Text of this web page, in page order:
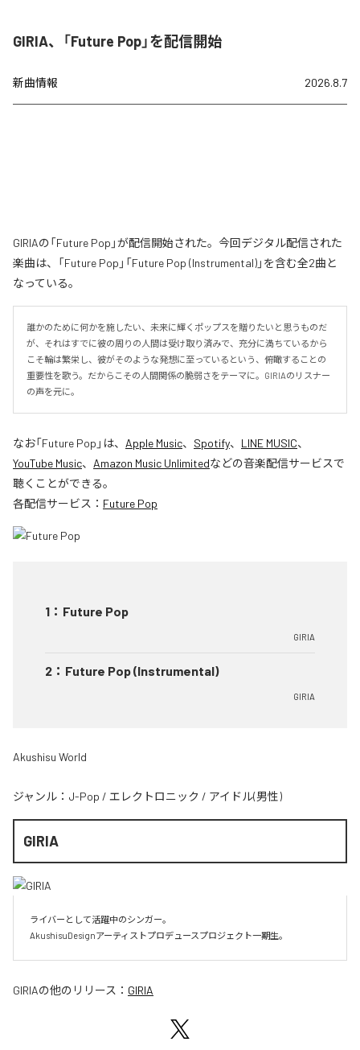
GIRIA、「Future Pop」を配信開始
新曲情報 2026.8.7
GIRIAの「Future Pop」が配信開始された。今回デジタル配信された
楽曲は、「Future Pop」「Future Pop (Instrumental)」を含む全2曲と
なっている。
誰かのために何かを施したい、未来に輝くポップスを贈りたいと思うものだ
が、それはすでに彼の周りの人間は受け取り済みで、充分に満ちているから
こそ輪は繁栄し、彼がそのような発想に至っているという、俯瞰することの
重要性を歌う。だからこその人間関係の脆弱さをテーマに。GIRIAのリスナー
の声を元に。
なお「Future Pop 」は、 Apple Music、 Spotify、 LINE MUSIC、
YouTube Music、 Amazon Music Unlimitedなどの音楽配信サービスで
聴くことができる。
各配信サービス： Future Pop
1 ： Future Pop
GIRIA
2 ： Future Pop (Instrumental)
GIRIA
Akushisu World
ジャンル： J-Pop / エレクトロニック / アイドル(男性)
GIRIA
ライバーとして活躍中のシンガー。
AkushisuDesignアーティストプロデュースプロジェクト一期生。
GIRIAの他のリリース： GIRIA